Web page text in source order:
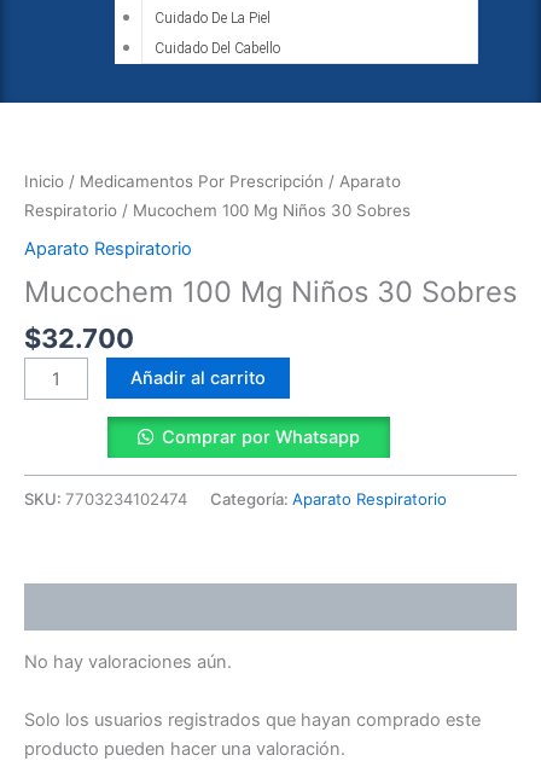
Cuidado De La Piel
Cuidado Del Cabello
Inicio / Medicamentos Por Prescripción / Aparato
Respiratorio / Mucochem 100 Mg Niños 30 Sobres
Aparato Respiratorio
Mucochem 100 Mg Niños 30 Sobres
$32.700
Mg
Niños
Sobres
cantidad
Añadir al carrito
Comprar por Whatsapp
SKU: 7703234102474 Categoría: Aparato Respiratorio
No hay valoraciones aún.
Solo los usuarios registrados que hayan comprado este
producto pueden hacer una valoración.